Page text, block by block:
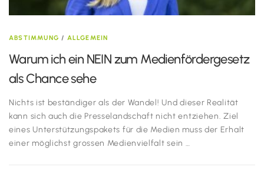
ABSTIMMUNG / ALLGEMEIN
Warum ich ein NEIN zum Medienfördergesetz
als Chance sehe
Nichts ist beständiger als der Wandel! Und dieser Realität
kann sich auch die Presselandschaft nicht entziehen. Ziel
eines Unterstützungspakets für die Medien muss der Erhalt
einer möglichst grossen Medienvielfalt sein …